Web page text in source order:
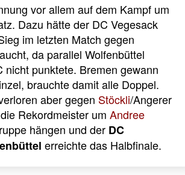
vor allem auf dem Kampf um
Dazu hätte der DC Vegesack
im letzten Match gegen
da parallel Wolfenbüttel
nicht punktete. Bremen gewann
brauchte damit alle Doppel.
aber gegen Stöckli/Angerer
Rekordmeister um Andree
hängen und der DC
erreichte das Halbfinale.